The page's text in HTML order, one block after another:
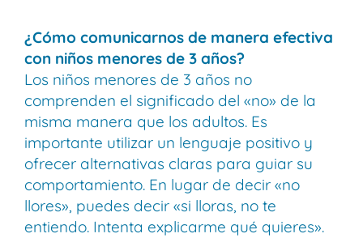
¿Cómo comunicarnos de manera efectiva
con niños menores de 3 años?
Los niños menores de 3 años no
comprenden el significado del «no» de la
misma manera que los adultos. Es
importante utilizar un lenguaje positivo y
ofrecer alternativas claras para guiar su
comportamiento. En lugar de decir «no
llores», puedes decir «si lloras, no te
entiendo. Intenta explicarme qué quieres».